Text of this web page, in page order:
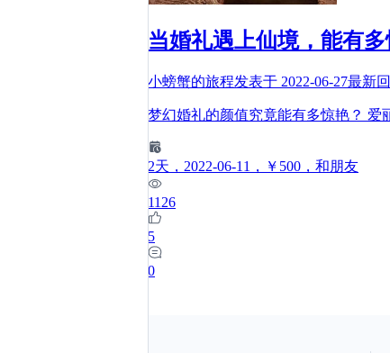
当婚礼遇上仙境，能有
小螃蟹的旅程发表于 2022-06-27最新
梦幻婚礼的颜值究竟能有多惊艳？ 爱
2天 ，2022-06-11 ，￥500 ，和朋友
1126
5
0